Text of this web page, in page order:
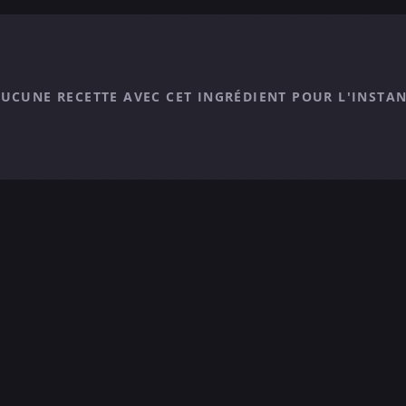
RECETTE AVEC CET INGRÉDIENT POUR